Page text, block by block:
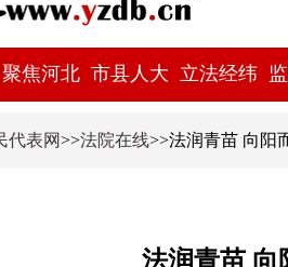
聚焦河北 市县人大 立法经纬
代表网>>法院在线>>法润青苗 向阳
法润青苗